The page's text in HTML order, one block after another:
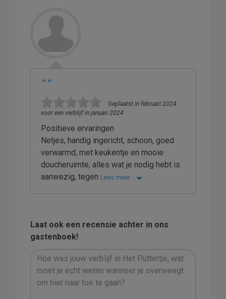
""
Geplaatst in februari 2024
voor een verblijf in januari 2024
Positieve ervaringen
Netjes, handig ingericht, schoon, goed
verwarmd, met keukentje en mooie
doucheruimte, alles wat je nodig hebt is
aanwezig, tegen Lees meer
Laat ook een recensie achter in ons
gastenboek!